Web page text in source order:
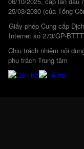
25/03/2030 (của Tổng
Giấy phép Cung cấp
Internet số 273/GP-
Chịu trách nhiệm nội
phụ trách Trung tâm